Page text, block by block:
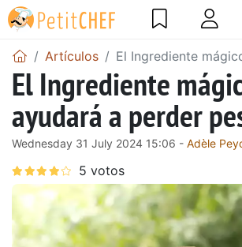
Artículos El Ingrediente
El Ingrediente
ayudará a perder
Wednesday 31 July 2024 15:06 - Adèle